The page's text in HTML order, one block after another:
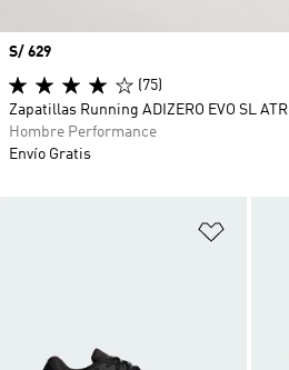
Precio
S/ 629
(75)
Zapatillas Running ADIZERO EVO SL ATR
Hombre Performance
Envío Gratis